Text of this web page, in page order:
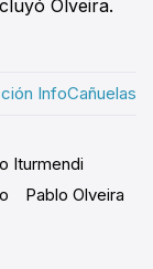
Olveira.
InfoCañuelas
Iturmendi
Pablo Olveira